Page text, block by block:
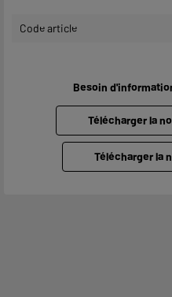
Code article
Besoin
Télécharger la
Télécharger la